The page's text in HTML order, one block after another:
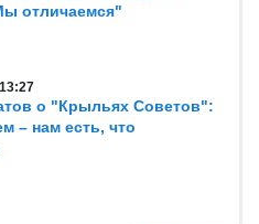
отличаемся"
13:27
о "Крыльях Советов":
– нам есть, что